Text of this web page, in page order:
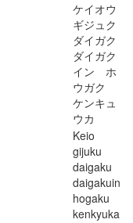
ケイオウ
ギジュク
ダイガク
ダイガク
イン ホ
ウガク
ケンキュ
ウカ
Keio
gijuku
daigaku
daigakuin
hogaku
kenkyuka